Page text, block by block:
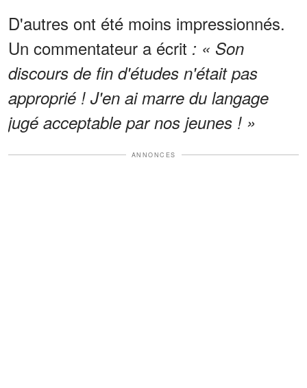
D'autres ont été moins impressionnés.
Un commentateur a écrit : « Son
discours de fin d'études n'était pas
approprié ! J'en ai marre du langage
jugé acceptable par nos jeunes ! »
ANNONCES